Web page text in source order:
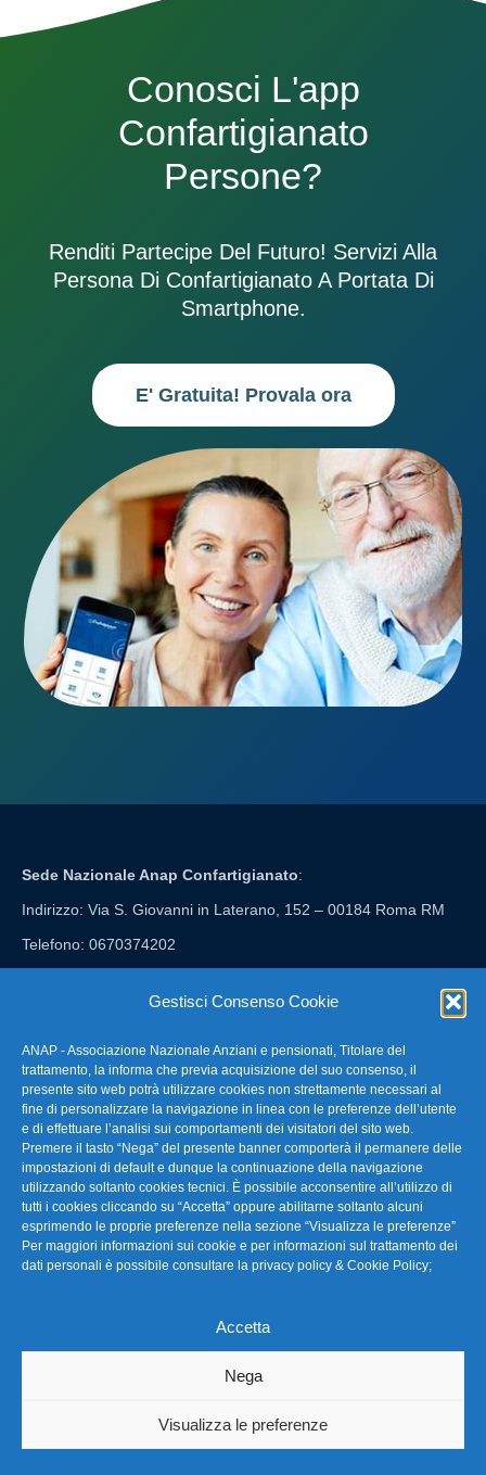
Gestisci Consenso Cookie
ANAP - Associazione Nazionale Anziani e pensionati, Titolare del
trattamento, la informa che previa acquisizione del suo consenso, il
presente sito web potrà utilizzare cookies non strettamente necessari al
fine di personalizzare la navigazione in linea con le preferenze dell’utente
e di effettuare l’analisi sui comportamenti dei visitatori del sito web.
Premere il tasto “Nega” del presente banner comporterà il permanere delle
impostazioni di default e dunque la continuazione della navigazione
utilizzando soltanto cookies tecnici. È possibile acconsentire all’utilizzo di
tutti i cookies cliccando su “Accetta” oppure abilitarne soltanto alcuni
esprimendo le proprie preferenze nella sezione “Visualizza le preferenze”
Per maggiori informazioni sui cookie e per informazioni sul trattamento dei
dati personali è possibile consultare la privacy policy & Cookie Policy;
Accetta
Nega
Visualizza le preferenze
Conosci L'app
Confartigianato
Persone?
Renditi Partecipe Del Futuro! Servizi Alla
Persona Di Confartigianato A Portata Di
Smartphone.
E' Gratuita! Provala ora
Sede Nazionale Anap Confartigianato:
Indirizzo: Via S. Giovanni in Laterano, 152 – 00184 Roma RM
Telefono: 0670374202
FAQ – Domande Frequenti
La nostra Newsletter
Link Utili
TG Confartigianato
Privacy & Cookie Policy
Seguici